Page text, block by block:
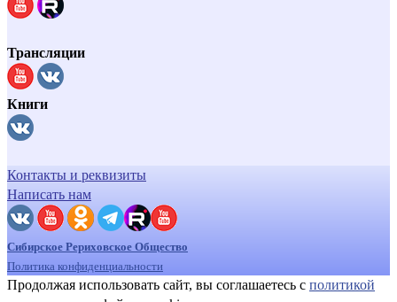
Трансляции
Книги
Контакты и реквизиты
Написать нам
Сибирское Рериховское Общество
Политика конфиденциальности
Продолжая использовать сайт, вы соглашаетесь с политикой